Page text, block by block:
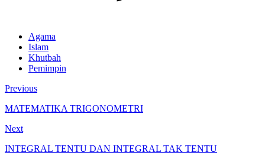
Agama
Islam
Khutbah
Pemimpin
Previous
MATEMATIKA TRIGONOMETRI
Next
INTEGRAL TENTU DAN INTEGRAL TAK TENTU